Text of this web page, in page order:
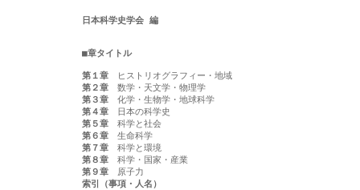
日本科学史学会 編
■章タイトル
第１章
第２章
第３章
第４章
第５章
第６章
第７章
第８章
第９章
索引（事項・人名）